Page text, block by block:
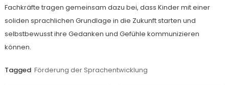
Fachkräfte tragen gemeinsam dazu bei, dass Kinder mit einer
soliden sprachlichen Grundlage in die Zukunft starten und
selbstbewusst ihre Gedanken und Gefühle kommunizieren
können.
Tagged Förderung der Sprachentwicklung